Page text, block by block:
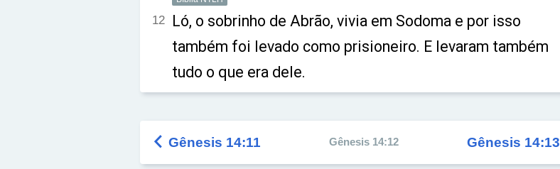
12 Ló, o sobrinho de Abrão, vivia em Sodoma e por isso
também foi levado como prisioneiro. E levaram também
tudo o que era dele.
 Gênesis 14:11 Gênesis 14:12 Gênesis 14:13